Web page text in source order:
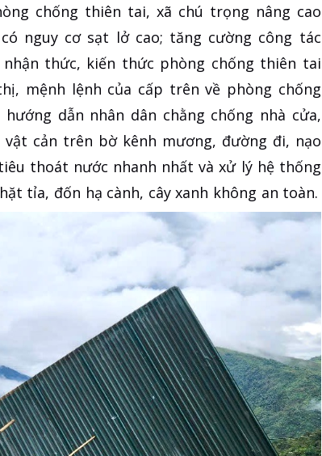
chống thiên tai, xã chú trọng nâng cao
nguy cơ sạt lở cao; tăng cường công tác
thức, kiến thức phòng chống thiên tai
mệnh lệnh của cấp trên về phòng chống
dẫn nhân dân chằng chống nhà cửa,
cản trên bờ kênh mương, đường đi, nạo
thoát nước nhanh nhất và xử lý hệ thống
tỉa, đốn hạ cành, cây xanh không an toàn.